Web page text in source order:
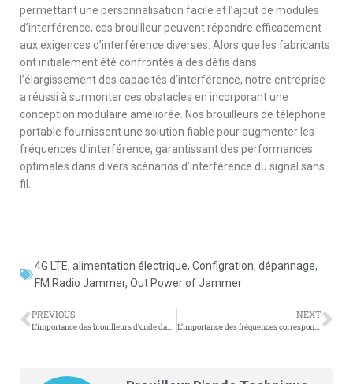
permettant une personnalisation facile et l’ajout de modules
d’interférence, ces brouilleur peuvent répondre efficacement
aux exigences d’interférence diverses. Alors que les fabricants
ont initialement été confrontés à des défis dans
l’élargissement des capacités d’interférence, notre entreprise
a réussi à surmonter ces obstacles en incorporant une
conception modulaire améliorée. Nos brouilleurs de téléphone
portable fournissent une solution fiable pour augmenter les
fréquences d’interférence, garantissant des performances
optimales dans divers scénarios d’interférence du signal sans
fil.
4G LTE, alimentation électrique, Configration, dépannage,
FM Radio Jammer, Out Power of Jammer
PREVIOUS NEXT
L’importance des fréquences correspondantes entre les modules d’interférence et les antennes dans les brouilleurs téléphone